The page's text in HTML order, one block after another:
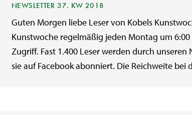
NEWSLETTER 37. KW 2018
Guten Morgen liebe Leser von Kobels
Kunstwoche regelmäßig jeden Montag um
Zugriff. Fast 1.400 Leser werden durch
sie auf Facebook abonniert. Die Reichweite